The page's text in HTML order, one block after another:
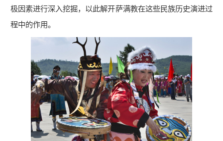
极因素进行深入挖掘，以此解开萨满教在这些民族历史演进过
程中的作用。